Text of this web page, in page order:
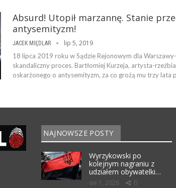
Absurd! Utopił marzannę. Stanie
antysemityzm!
JACEK MIĘDLAR lip 5, 2019
18 lipca 2019 roku w Sądzie Rejonowym dla
skandaliczny proces. Bartłomiej Kurzeja, artysta-
oskarżonego o antysemityzm, za co grożą mu trzy lata
NAJNOWSZE POSTY
Wyrzykowski po
kolejnym nagraniu z
udziałem obywatelki…
sie 1, 2026 0